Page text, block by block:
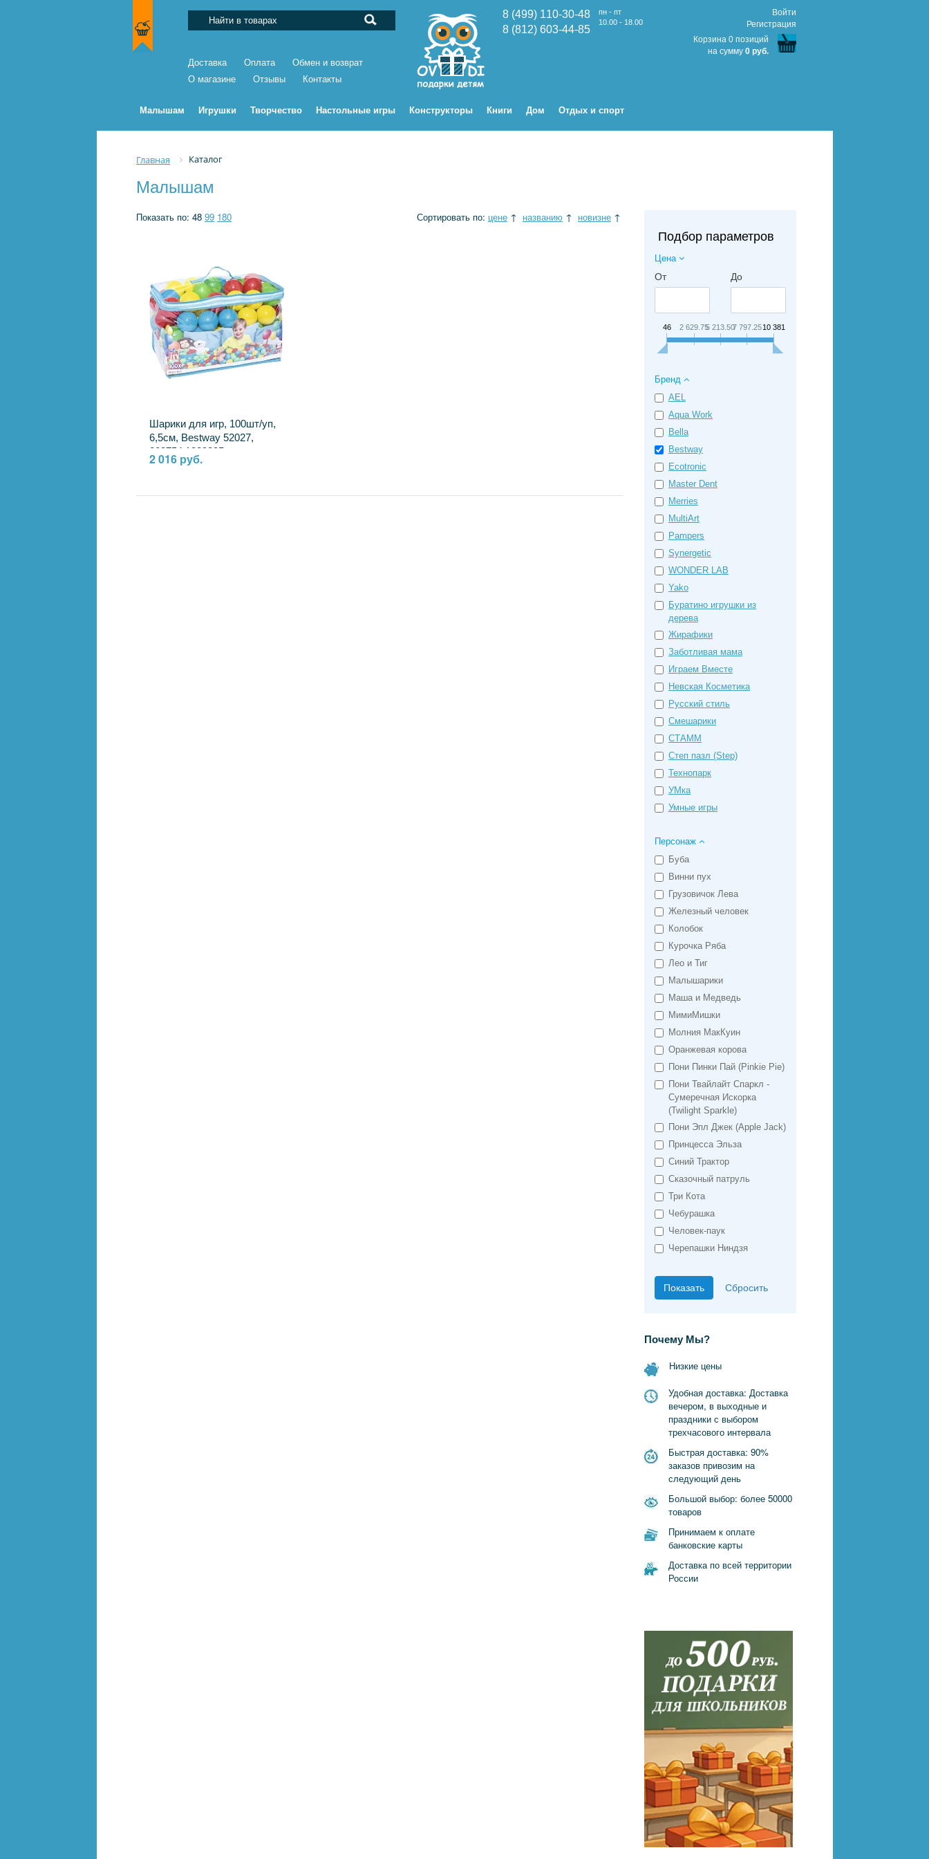
Доставка Оплата
Обмен и возврат
О магазине
Отзывы Контакты
8 (499) 110-30-48
пн - пт
10.00 - 18.00
8 (812) 603-44-85
Войти
Регистрация
Корзина 0 позиций
на сумму 0 руб.
Малышам Игрушки Творчество Настольные игры Конструкторы Книги Дом Отдых и спорт
Главная Каталог
Малышам
Подбор параметров
Цена
От До
46 2 629.755 213.507 797.2510 381
Бренд
AEL
Aqua Work
Bella
Bestway
Ecotronic
Master Dent
Merries
MultiArt
Pampers
Synergetic
WONDER LAB
Yako
Буратино игрушки из
дерева
Жирафики
Заботливая мама
Играем Вместе
Невская Косметика
Русский стиль
Смешарики
СТАММ
Степ пазл (Step)
Технопарк
УМка
Умные игры
Персонаж
Буба
Винни пух
Грузовичок Лева
Железный человек
Колобок
Курочка Ряба
Лео и Тиг
Малышарики
Маша и Медведь
МимиМишки
Молния МакКуин
Оранжевая корова
Пони Пинки Пай (Pinkie Pie)
Пони Твайлайт Спаркл -
Сумеречная Искорка
(Twilight Sparkle)
Пони Эпл Джек (Apple Jack)
Принцесса Эльза
Синий Трактор
Сказочный патруль
Три Кота
Чебурашка
Человек-паук
Черепашки Ниндзя
Почему Мы?
Низкие цены
Удобная доставка: Доставка
вечером, в выходные и
праздники с выбором
трехчасового интервала
Быстрая доставка: 90%
заказов привозим на
следующий день
Большой выбор: более 50000
товаров
Принимаем к оплате
банковские карты
Доставка по всей территории
России
Показать по: 48 99 180 Сортировать по: цене ↑ названию ↑ новизне ↑
Шарики для игр, 100шт/уп,
6,5см, Bestway 52027,
003754 1829395
2 016 руб.